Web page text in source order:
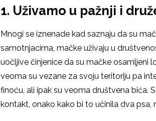
1. Uživamo u pažnji i
Mnogi se iznenade kad saznaju da su
samotnjacima, mačke uživaju u
uočljive činjenice da su mačke osamljeni
veoma su vezane za svoju teritoriju pa
finoću, ali ipak su veoma društvena bića.
kontakt, onako kako bi to učinila dva psa,